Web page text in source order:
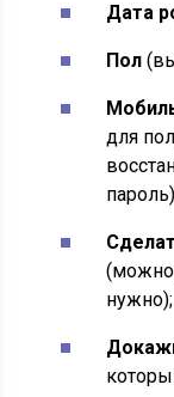
Дата
Пол
для
(можно
нужно);